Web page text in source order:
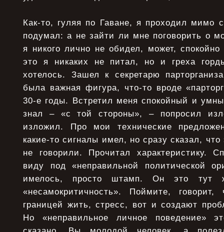
Как-то, гуляя по Гаване, я проходил мимо
подумал: а не зайти ли мне поговорить о
я никого лично не обидел, может,
это я никаких не питал, но и греха
хотелось. Зашел к секретарю
была важная фигура, что-то вроде
30-е годы. Встретил меня спокойный и
знал – «с той стороны», – попросил
изложил. Про мои технические
какие-то сигналы имел, но сразу сказал,
не говорили. Прочитал характеристику.
виду под «неправильной политической
имелось, просто штамп. Он это тут
«несамокритичность». Поймите,
границей жить, стресс, вот и создают
Но «неправильное личное поведение»